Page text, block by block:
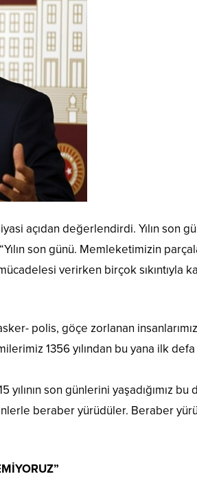
açıdan değerlendirdi. Yılın son
son günü. Memleketimizin
verirken birçok sıkıntıyla
polis, göçe zorlanan
1356 yılından bu yana ilk defa
yılının son günlerini
beraber yürüdüler. Beraber